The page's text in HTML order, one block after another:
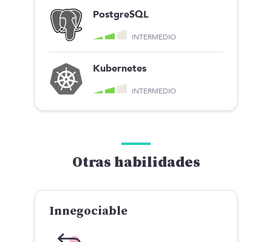
PostgreSQL
INTERMEDIO
Kubernetes
INTERMEDIO
Otras habilidades
Innegociable